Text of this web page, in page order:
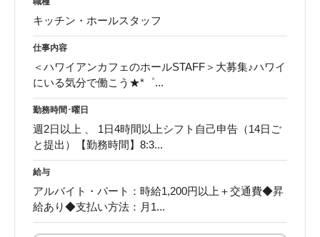
キッチン・ホールスタッフ
仕事内容
＜ハワイアンカフェのホールSTAFF＞大募集♪ハワイ
にいる気分で働こう★*゜...
勤務時間･曜日
週2日以上 、 1日4時間以上シフト自己申告（14日ご
と提出）【勤務時間】8:3...
給与
アルバイト・パート：時給1,200円以上＋交通費◆昇
給あり◆支払い方法：月1...